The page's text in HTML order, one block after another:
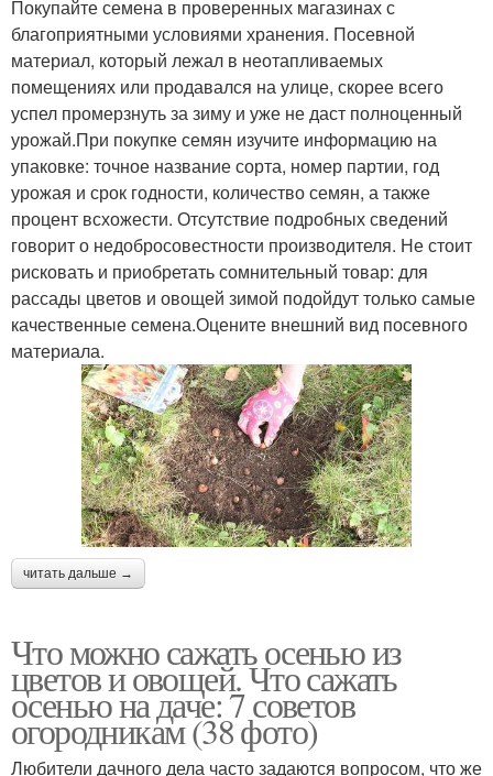
Покупайте семена в проверенных магазинах с
благоприятными условиями хранения. Посевной
материал, который лежал в неотапливаемых
помещениях или продавался на улице, скорее всего
успел промерзнуть за зиму и уже не даст полноценный
урожай.При покупке семян изучите информацию на
упаковке: точное название сорта, номер партии, год
урожая и срок годности, количество семян, а также
процент всхожести. Отсутствие подробных сведений
говорит о недобросовестности производителя. Не стоит
рисковать и приобретать сомнительный товар: для
рассады цветов и овощей зимой подойдут только самые
качественные семена.Оцените внешний вид посевного
материала.
читать дальше →
Что можно сажать осенью из
цветов и овощей. Что сажать
осенью на даче: 7 советов
огородникам (38 фото)
Любители дачного дела часто задаются вопросом, что же